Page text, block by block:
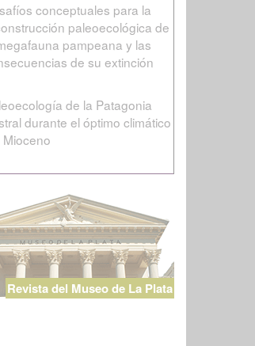
conceptuales para la
paleoecológica de
pampeana y las
de su extinción
de la Patagonia
durante el óptimo climático
Mioceno
Revista del Museo de La Plata